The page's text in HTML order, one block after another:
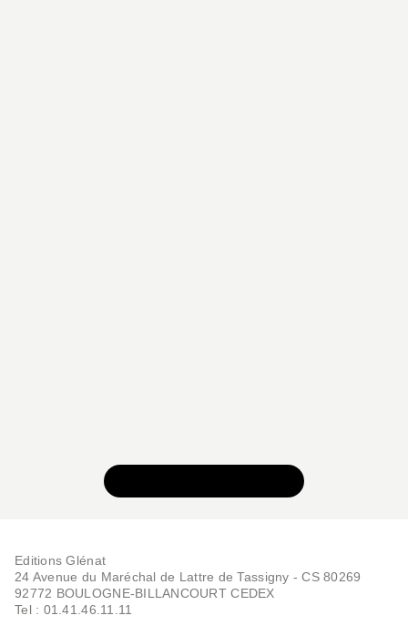
Ma vie selon moi -
Véronique Grisseaux
Editions Glénat
24 Avenue du Maréchal de Lattre de Tassigny - CS 80269
92772 BOULOGNE-BILLANCOURT CEDEX
Tel : 01.41.46.11.11